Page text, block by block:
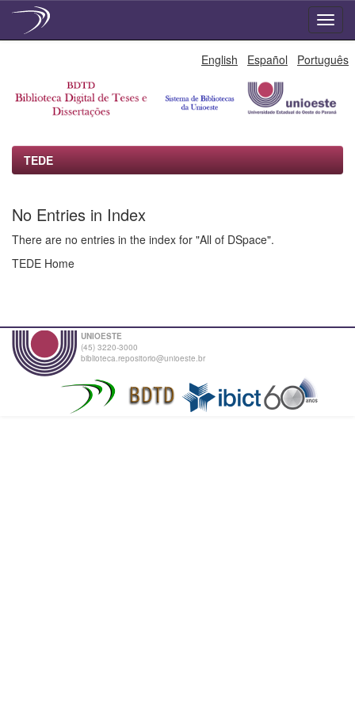
English Español Português
TEDE
No Entries in Index
There are no entries in the index for "All of DSpace".
TEDE Home
UNIOESTE
(45) 3220-3000
biblioteca.repositorio@unioeste.br